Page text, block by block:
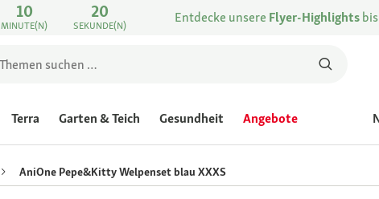
10
MINUTE(N)
20
SEKUNDE(N) Entdecke unsere Flyer-Highlights
Terra Garten & Teich Gesundheit Angebote
AniOne Pepe&Kitty Welpenset blau XXXS